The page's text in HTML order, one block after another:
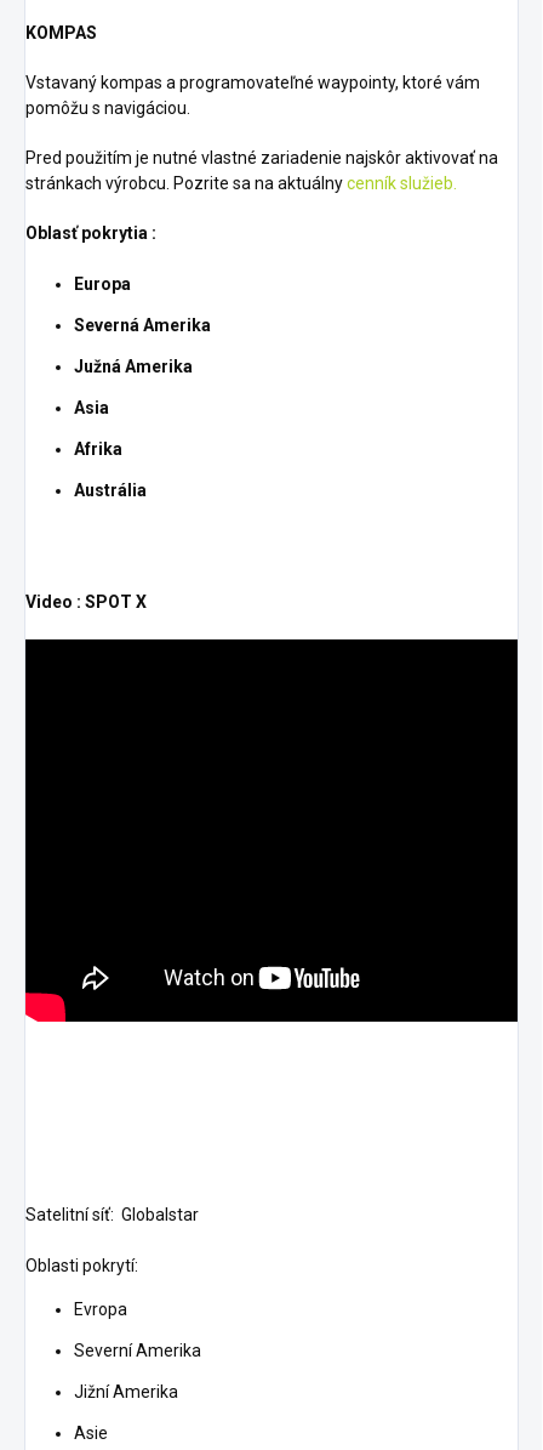
KOMPAS
Vstavaný kompas a programovateľné waypointy, ktoré vám
pomôžu s navigáciou.
Pred použitím je nutné vlastné zariadenie najskôr aktivovať na
stránkach výrobcu. Pozrite sa na aktuálnycenník služieb.
Oblasť pokrytia :
Europa
Severná Amerika
Južná Amerika
Asia
Afrika
Austrália
Video : SPOT X
Satelitní síť: Globalstar
Oblasti pokrytí:
Evropa
Severní Amerika
Jižní Amerika
Asie